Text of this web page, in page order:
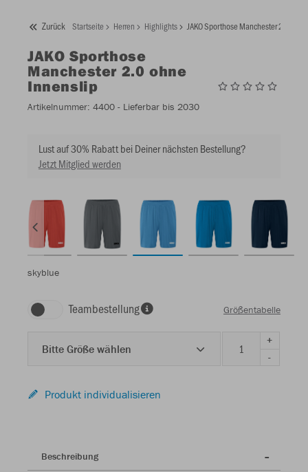
Zurück Startseite Herren Highlights JAKO Sporthose Manchester 2.0
JAKO Sporthose
Manchester 2.0 ohne
Innenslip
Artikelnummer: 4400 - Lieferbar bis 2030
Lust auf 30% Rabatt bei Deiner nächsten Bestellung?
Jetzt Mitglied werden
skyblue
Teambestellung Größentabelle
Bitte Größe wählen
+
-
Produkt individualisieren
Beschreibung